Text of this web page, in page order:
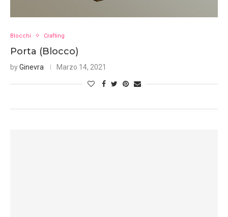
Blocchi Crafting
Porta (Blocco)
byGinevra Marzo 14, 2021